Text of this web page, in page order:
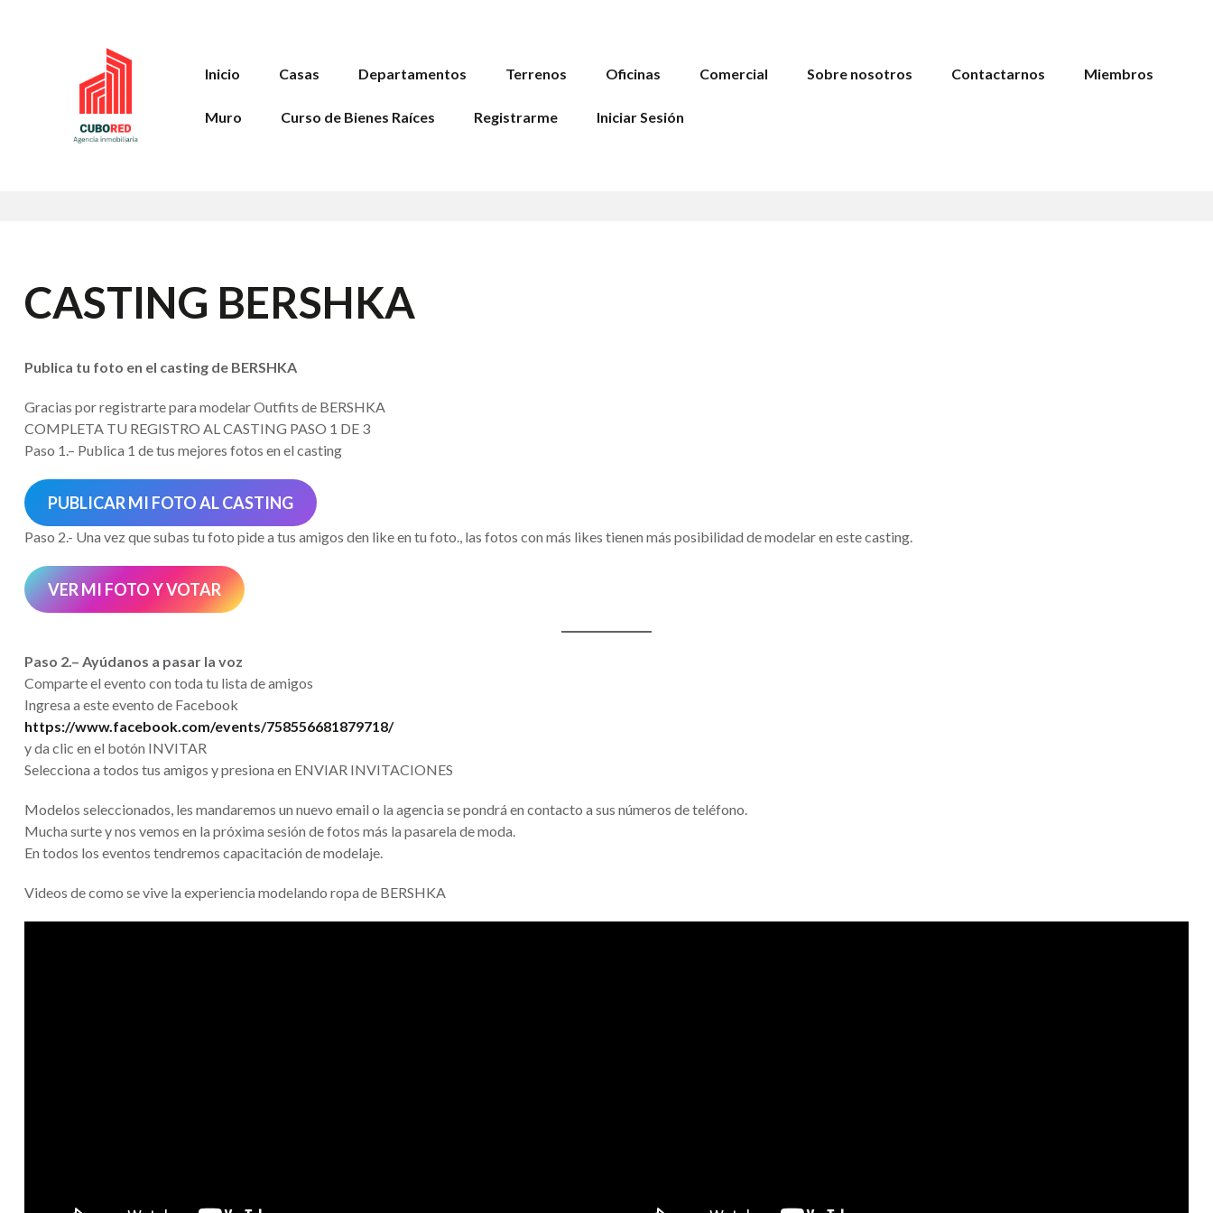
Inicio Casas Departamentos Terrenos Oficinas Comercial Sobre nosotros Contactarnos Miembros
Muro Curso de Bienes Raíces Registrarme Iniciar Sesión
CASTING BERSHKA
Publica tu foto en el casting de BERSHKA
Gracias por registrarte para modelar Outfits de BERSHKA
COMPLETA TU REGISTRO AL CASTING PASO 1 DE 3
Paso 1.– Publica 1 de tus mejores fotos en el casting
PUBLICAR MI FOTO AL CASTING
Paso 2.- Una vez que subas tu foto pide a tus amigos den like en tu foto., las fotos con más likes tienen más posibilidad de modelar en este casting.
VER MI FOTO Y VOTAR
Paso 2.– Ayúdanos a pasar la voz
Comparte el evento con toda tu lista de amigos
Ingresa a este evento de Facebook
https://www.facebook.com/events/758556681879718/
y da clic en el botón INVITAR
Selecciona a todos tus amigos y presiona en ENVIAR INVITACIONES
Modelos seleccionados, les mandaremos un nuevo email o la agencia se pondrá en contacto a sus números de teléfono.
Mucha surte y nos vemos en la próxima sesión de fotos más la pasarela de moda.
En todos los eventos tendremos capacitación de modelaje.
Videos de como se vive la experiencia modelando ropa de BERSHKA